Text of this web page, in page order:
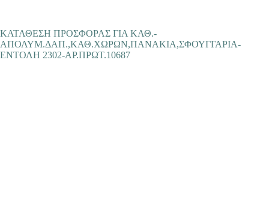
ΚΑΤΑΘΕΣΗ ΠΡΟΣΦΟΡΑΣ ΓΙΑ ΚΑΘ.-
ΑΠΟΛΥΜ.ΔΑΠ.,ΚΑΘ.ΧΩΡΩΝ,ΠΑΝΑΚΙΑ,ΣΦΟΥΓΓΑΡΙΑ-
ΕΝΤΟΛΗ 2302-ΑΡ.ΠΡΩΤ.10687